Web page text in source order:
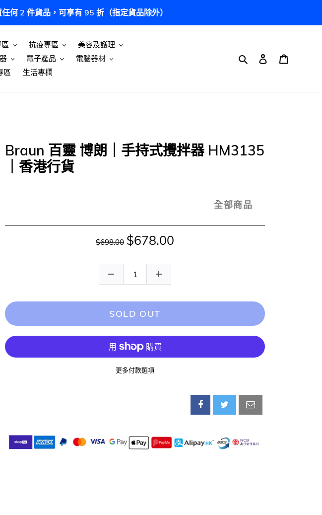
何 2 件貨品，可享有 95 折（指定貨品除外）
抗疫專區
美容及護理
電子產品
電腦器材
區 生活專欄
搜尋 登入
Braun 百靈 博朗｜手持式攪拌器 HM3135
｜香港行貨
全部商品
$698.00 $678.00
SOLD OUT
更多付款選項